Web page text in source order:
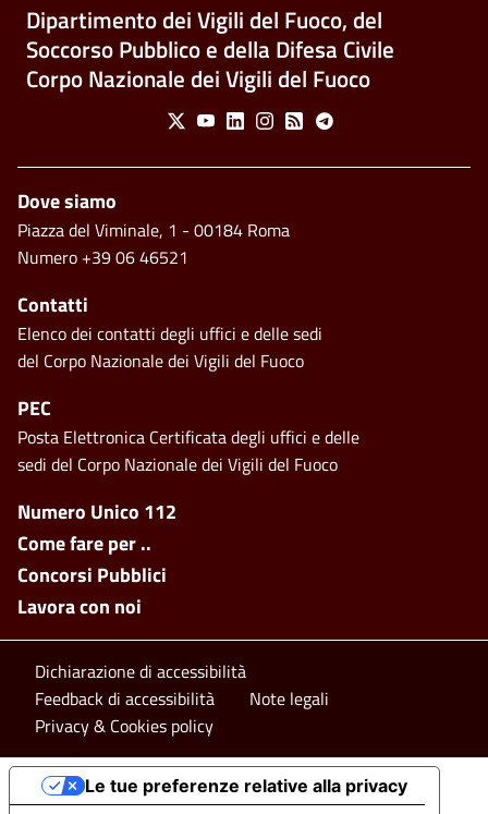
Dipartimento dei Vigili del Fuoco, del
Soccorso Pubblico e della Difesa Civile
Corpo Nazionale dei Vigili del Fuoco
Social Menu
X YoutubeLinkedinInstagram
Feed Telegram
Footer side menu
Numero Unico 112
Come fare per ..
Concorsi Pubblici
Lavora con noi
Piè di pagina
Dove siamo
Piazza del Viminale, 1 - 00184 Roma
Numero +39 06 46521
Contatti
Elenco dei contatti degli uffici e delle sedi
del Corpo Nazionale dei Vigili del Fuoco
PEC
Posta Elettronica Certificata degli uffici e delle
sedi del Corpo Nazionale dei Vigili del Fuoco
Footer bottom
Dichiarazione di accessibilità
Feedback di accessibilità
Note legali
Privacy & Cookies policy
Le tue preferenze relative alla privacy